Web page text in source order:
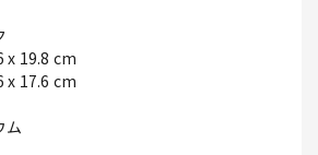
x 19.8 cm
x 17.6 cm
ム